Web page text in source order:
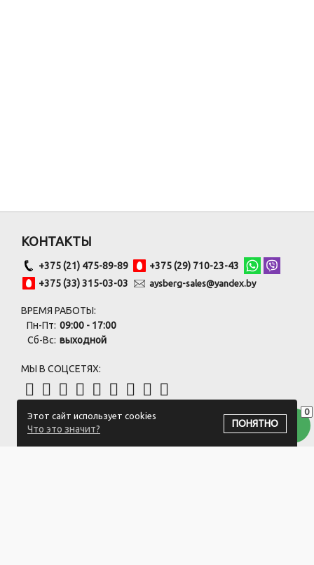
0
Этот сайт использует cookies
Что это значит?
ПОНЯТНО
КОНТАКТЫ
+375 (21) 475-89-89
+375 (29) 710-23-43
+375 (33) 315-03-03
aysberg-sales@yandex.by
ВРЕМЯ РАБОТЫ:
Пн-Пт: 09:00 - 17:00
Сб-Вс: выходной
МЫ В СОЦСЕТЯХ:
ПОДПИСАТЬСЯ НА РАССЫЛКУ